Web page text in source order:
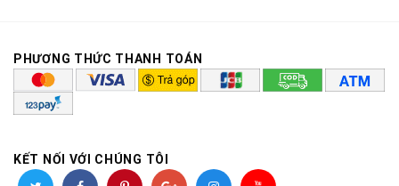
PHƯƠNG THỨC THANH TOÁN
KẾT NỐI VỚI CHÚNG TÔI